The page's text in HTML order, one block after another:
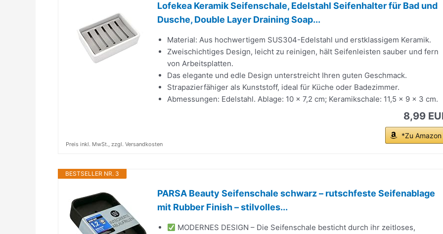
Lofekea Keramik Seifenschale, Edelstahl Seifenhalter für Bad und
Dusche, Double Layer Draining Soap...
Material: Aus hochwertigem SUS304-Edelstahl und erstklassigem Keramik.
Zweischichtiges Design, leicht zu reinigen, hält Seifenleisten sauber und fern
von Arbeitsplatten.
Das elegante und edle Design unterstreicht Ihren guten Geschmack.
Strapazierfähiger als Kunststoff, ideal für Küche oder Badezimmer.
Abmessungen: Edelstahl. Ablage: 10 x 7,2 cm; Keramikschale: 11,5 x 9 x 3 cm.
8,99
*Zu Amazon
Preis inkl. MwSt., zzgl. Versandkosten
BESTSELLER NR. 3
PARSA Beauty Seifenschale schwarz – rutschfeste Seifenablage
mit Rubber Finish – stilvolles...
MODERNES DESIGN – Die Seifenschale besticht durch ihr zeitloses,